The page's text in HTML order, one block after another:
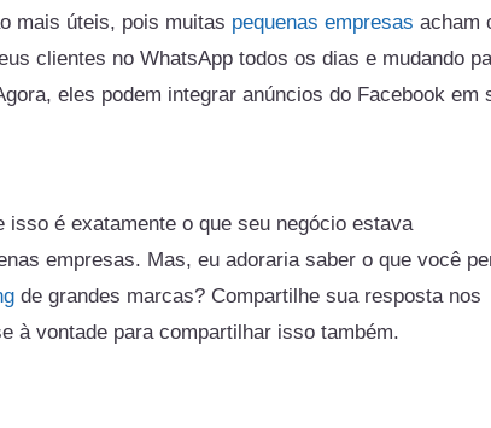
mais úteis, pois muitas pequenas empresas acham
clientes no WhatsApp todos os dias e mudando
eles podem integrar anúncios do Facebook em
é exatamente o que seu negócio estava
empresas. Mas, eu adoraria saber o que você
de grandes marcas? Compartilhe sua resposta nos
à vontade para compartilhar isso também.